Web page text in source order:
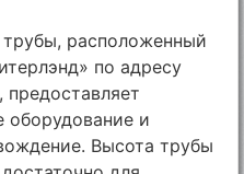
расположенный
по адресу
оборудование и
Высота трубы